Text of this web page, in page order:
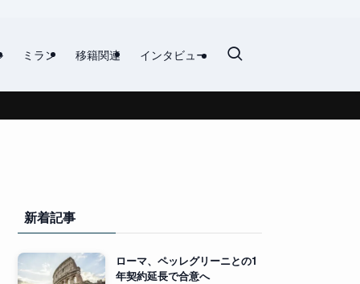
ミラン 移籍関連 インタビュー
新着記事
ローマ、ペッレグリーニとの1
年契約延長で合意へ